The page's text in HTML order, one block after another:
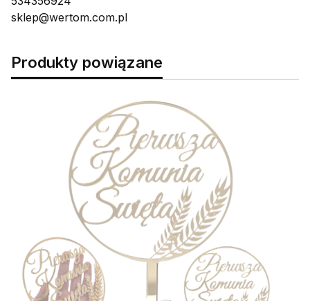
sklep@wertom.com.pl
Produkty powiązane